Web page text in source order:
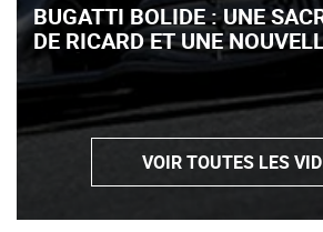
BUGATTI BOLIDE : UNE
DE RICARD ET UNE
VIDÉO)
VOIR TOUTES LES